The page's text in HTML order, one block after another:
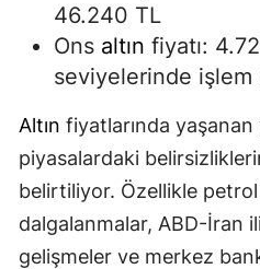
46.240 TL
Ons altın fiyatı:
seviyelerinde işlem
Altın fiyatlarında
piyasalardaki
belirtiliyor. Özellikle
dalgalanmalar, ABD-İran
gelişmeler ve merkez